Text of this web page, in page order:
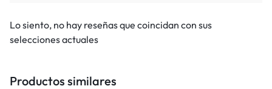
Lo siento, no hay reseñas que coincidan con sus
selecciones actuales
Productos similares